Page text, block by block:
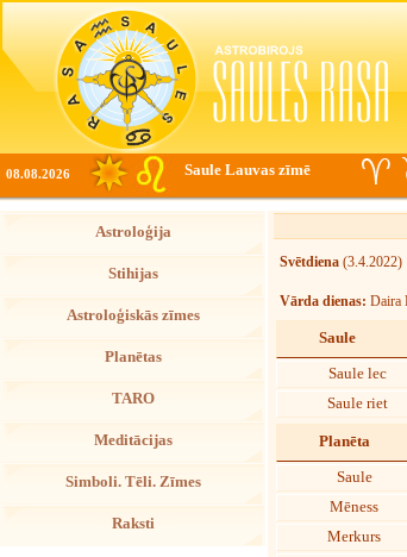
08.08.2026 Saule Lauvas zīmē
Astroloģija
Stihijas
Astroloģiskās zīmes
Planētas
TARO
Meditācijas
Simboli. Tēli. Zīmes
Raksti
Svētdiena (3.4.2022)
Vārda dienas: Daira
Saule
Saule lec
Saule riet
Planēta
Saule
Mēness
Merkurs